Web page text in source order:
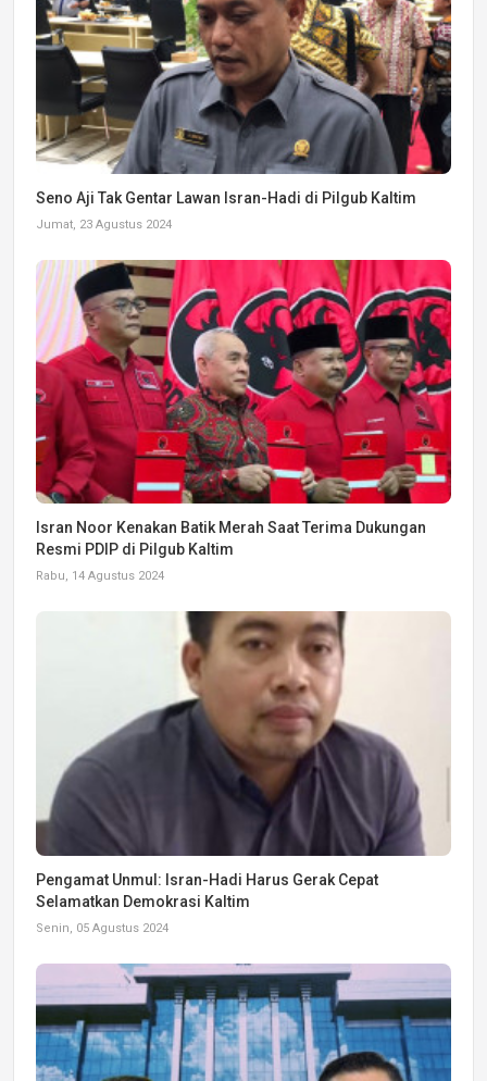
Seno Aji Tak Gentar Lawan Isran-Hadi di Pilgub Kaltim
Jumat, 23 Agustus 2024
Isran Noor Kenakan Batik Merah Saat Terima Dukungan
Resmi PDIP di Pilgub Kaltim
Rabu, 14 Agustus 2024
Pengamat Unmul: Isran-Hadi Harus Gerak Cepat
Selamatkan Demokrasi Kaltim
Senin, 05 Agustus 2024